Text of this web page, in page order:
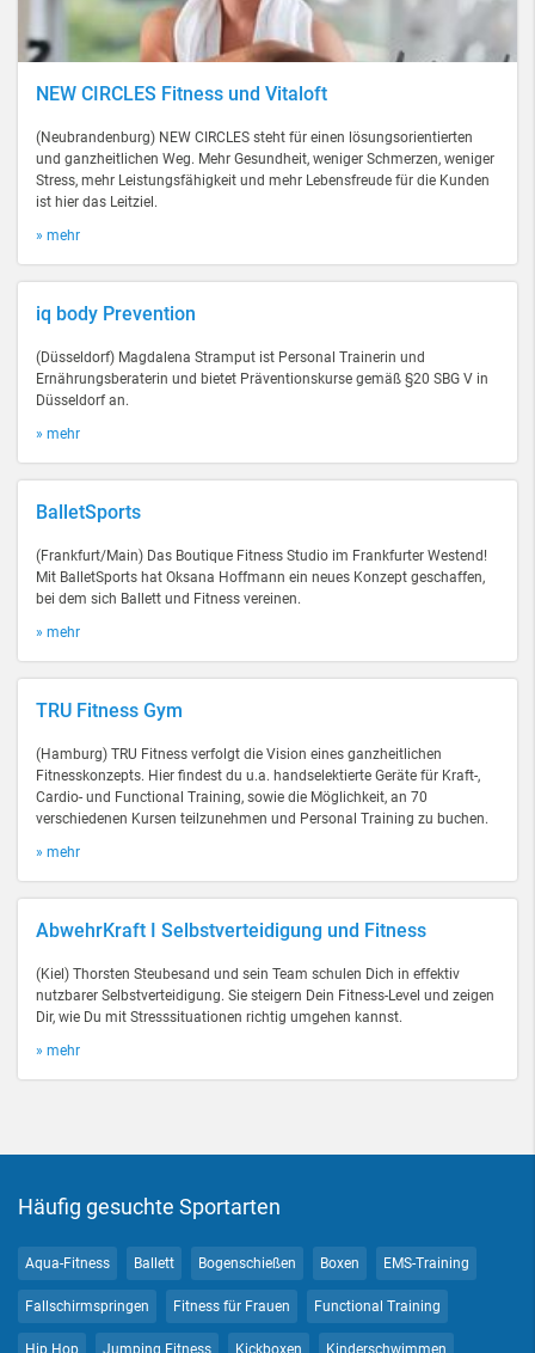
NEW CIRCLES Fitness und Vitaloft
(Neubrandenburg) NEW CIRCLES steht für einen lösungsorientierten
und ganzheitlichen Weg. Mehr Gesundheit, weniger Schmerzen, weniger
Stress, mehr Leistungsfähigkeit und mehr Lebensfreude für die Kunden
ist hier das Leitziel.
» mehr
iq body Prevention
(Düsseldorf) Magdalena Stramput ist Personal Trainerin und
Ernährungsberaterin und bietet Präventionskurse gemäß §20 SBG V in
Düsseldorf an.
» mehr
BalletSports
(Frankfurt/Main) Das Boutique Fitness Studio im Frankfurter Westend!
Mit BalletSports hat Oksana Hoffmann ein neues Konzept geschaffen,
bei dem sich Ballett und Fitness vereinen.
» mehr
TRU Fitness Gym
(Hamburg) TRU Fitness verfolgt die Vision eines ganzheitlichen
Fitnesskonzepts. Hier findest du u.a. handselektierte Geräte für Kraft-,
Cardio- und Functional Training, sowie die Möglichkeit, an 70
verschiedenen Kursen teilzunehmen und Personal Training zu buchen.
» mehr
AbwehrKraft I Selbstverteidigung und Fitness
(Kiel) Thorsten Steubesand und sein Team schulen Dich in effektiv
nutzbarer Selbstverteidigung. Sie steigern Dein Fitness-Level und zeigen
Dir, wie Du mit Stresssituationen richtig umgehen kannst.
» mehr
Häufig gesuchte Sportarten
Aqua-Fitness Ballett Bogenschießen Boxen EMS-Training
Fallschirmspringen Fitness für Frauen Functional Training
Hip Hop Jumping Fitness Kickboxen Kinderschwimmen